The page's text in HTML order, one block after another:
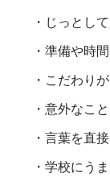
・じっとし
・準備や時
・こだわり
・意外なこ
・言葉を直
・学校にう